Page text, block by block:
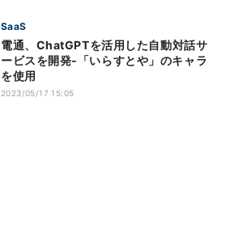
SaaS
電通、ChatGPTを活用した自動対話サ
ービスを開発‐「いらすとや」のキャラ
を使用
2023/05/17 15:05